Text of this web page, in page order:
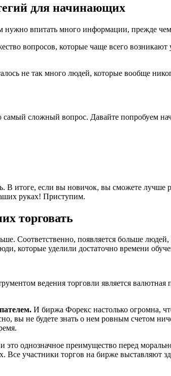
для начинающих
впитать много информации, прежде
вопросов, которые чаще всего
не так много людей, которые вообще
сложный вопрос. Давайте попробуем
В итоге, если вы новичок, вы сможете лучше
руках! Приступим.
торговать
Соответственно, появляется больше
которые уделили достаточно времени
ведения торговли является валютная
И биржа Форекс настолько огромна,
вы не будете знать о нем ровным счетом
однозначное преимущество перед
Все участники торгов на бирже выставляют